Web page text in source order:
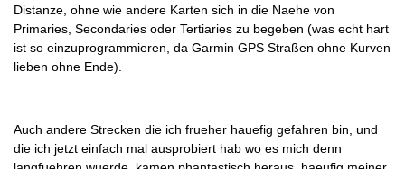
Distanze, ohne wie andere Karten sich in die Naehe von
Primaries, Secondaries oder Tertiaries zu begeben (was echt hart
ist so einzuprogrammieren, da Garmin GPS Straßen ohne Kurven
lieben ohne Ende).
Auch andere Strecken die ich frueher hauefig gefahren bin, und
die ich jetzt einfach mal ausprobiert hab wo es mich denn